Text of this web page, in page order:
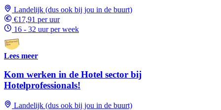
Landelijk (dus ook bij jou in de buurt)
€17,91 per uur
16 - 32 uur per week
Lees meer
Kom werken in de Hotel sector bij
Hotelprofessionals!
Landelijk (dus ook bij jou in de buurt)